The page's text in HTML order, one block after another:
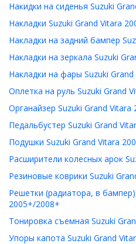
Накидки на сиденья Suzuki
Накладки Suzuki Grand Vitara
Накладки на задний бампер
Накладки на зеркала Suzuki
Накладки на фары Suzuki
Оплетка на руль Suzuki Grand
Органайзер Suzuki Grand Vitara
Педальбустер Suzuki Grand
Подушки Suzuki Grand Vitara
Расширители колесных арок
Резиновые коврики Suzuki
Решетки (радиатора, в
2005+/2008+
Тонировка съемная Suzuki
Упоры капота Suzuki Grand